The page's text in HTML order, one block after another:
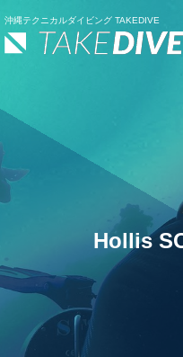
沖縄テクニカルダイビング TAKEDIVE
Hollis